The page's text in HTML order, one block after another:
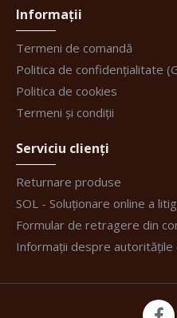
Informații
Termeni de comandă
Politica de confidențialitate
Politica de cookies
Termeni și condiții
Serviciu clienți
Returnare produse
SOL - Soluționare online a
Formular de retragere din
Informații despre